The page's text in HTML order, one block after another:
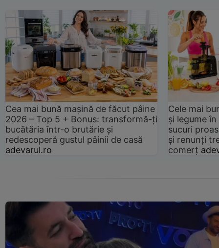
Cea mai bună mașină de făcut pâine
2026 – Top 5 + Bonus: transformă-ți
bucătăria într-o brutărie și
redescoperă gustul pâinii de casă
adevarul.ro
Cele mai
și legume
sucuri
și renunți
comerț